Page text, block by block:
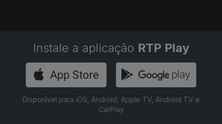
Instale a aplicação RTP Play
Disponível para iOS, Android, Apple TV, Android TV e
CarPlay